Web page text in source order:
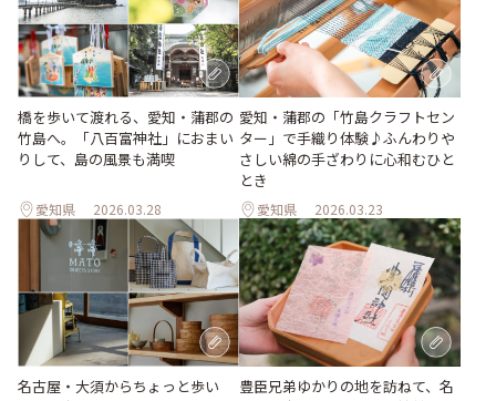
橋を歩いて渡れる、愛知・蒲郡の
竹島へ。「八百富神社」におまい
りして、島の風景も満喫
愛知県 2026.03.28
愛知・蒲郡の「竹島クラフトセン
ター」で手織り体験♪ふんわりや
さしい綿の手ざわりに心和むひと
とき
愛知県 2026.03.23
名古屋・大須からちょっと歩い
豊臣兄弟ゆかりの地を訪ねて、名